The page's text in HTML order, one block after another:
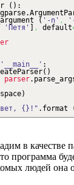
( ) :
( '-n' ,
'Петя' ] , default
'__main__' :
( )
parser.
)
{}!" . format
в качестве
программа
людей она